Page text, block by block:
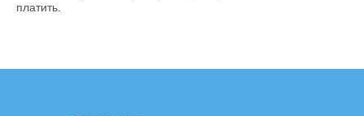
платить.